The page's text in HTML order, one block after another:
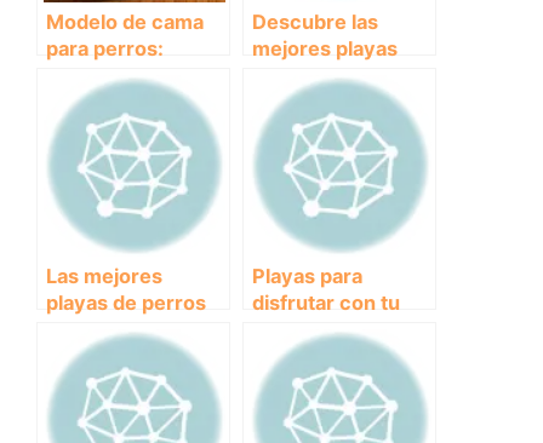
Modelo de cama
para perros:
¿cómo elegir la
mejor?
Descubre las
mejores playas
para disfrutar con
tu perro en Galicia
Las mejores
playas de perros
en Cádiz para
disfrutar con tu
mejor amigo
peludo
Playas para
disfrutar con tu
perro en Huelva:
descubre los
mejores destinos